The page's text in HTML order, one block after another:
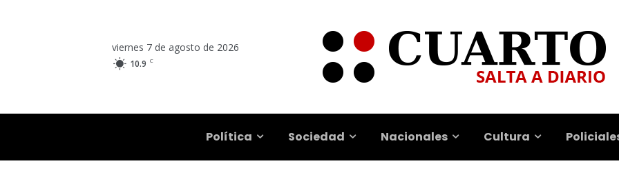
viernes 7 de agosto de 2026
10.9 C
Política Sociedad Nacionales Cultura